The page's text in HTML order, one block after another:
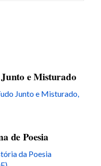
e Misturado
Junto e Misturado,
de Poesia
da Poesia